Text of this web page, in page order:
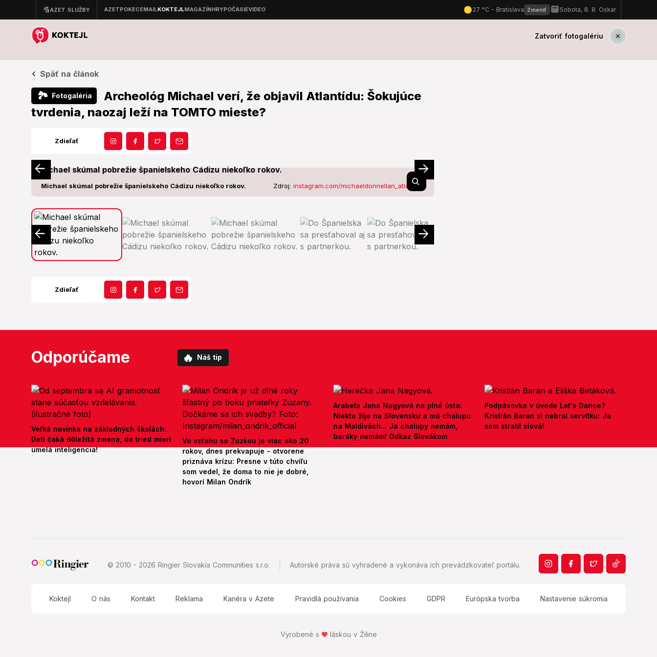
Zatvoriť fotogalériu
Späť na článok
🏞 Fotogaléria
Archeológ Michael verí, že objavil Atlantídu: Šokujúce
tvrdenia, naozaj leží na TOMTO mieste?
Zdieľať
Michael skúmal pobrežie španielskeho Cádizu niekoľko rokov. Zdroj: instagram.com/michaeldonnellan_atlantica
Zdieľať
Odporúčame 🔥 Náš tip
Veľká novinka na základných školách:
Deti čaká dôležitá zmena, do tried mieri
umelá inteligencia!
Vo vzťahu so Zuzkou je viac ako 20
rokov, dnes prekvapuje - otvorene
priznáva krízu: Presne v túto chvíľu
som vedel, že doma to nie je dobré,
hovorí Milan Ondrík
Arabela Jana Nagyová na plné ústa:
Niekto žije na Slovensku a má chalupu
na Maldivách... Ja chalupy nemám,
baráky nemám! Odkaz Slovákom
Podpásovka v úvode Let's Dance?
Kristián Baran si nebral servítku: Ja
som stratil slová!
© 2010 - 2026 Ringier Slovakia Communities s.r.o. Autorské práva sú vyhradené a vykonáva ich prevádzkovateľ portálu.
Koktejl O nás Kontakt Reklama Kariéra v Azete Pravidlá používania Cookies GDPR Európska tvorba Nastavenie súkromia
Vyrobené s láskou v Žiline